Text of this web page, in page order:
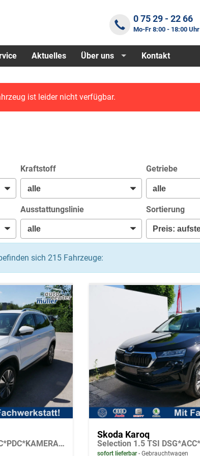
0 75 29 - 22 66
Mo-Fr 8:00 - 18:00 Uhr
Aktuelles Über uns Kontakt
ist leider nicht verfügbar.
Kraftstoff Getriebe
Ausstattungslinie Sortierung
sich 215Fahrzeuge:
Selection 1.5 TSI DSG*ACC*PDC*KAMERA*TEMPOMAT*LED*SMARTLINK*KLIMA*RADIO*17-ZOLL
Skoda Karoq
sofort lieferbar Gebrauchtwagen